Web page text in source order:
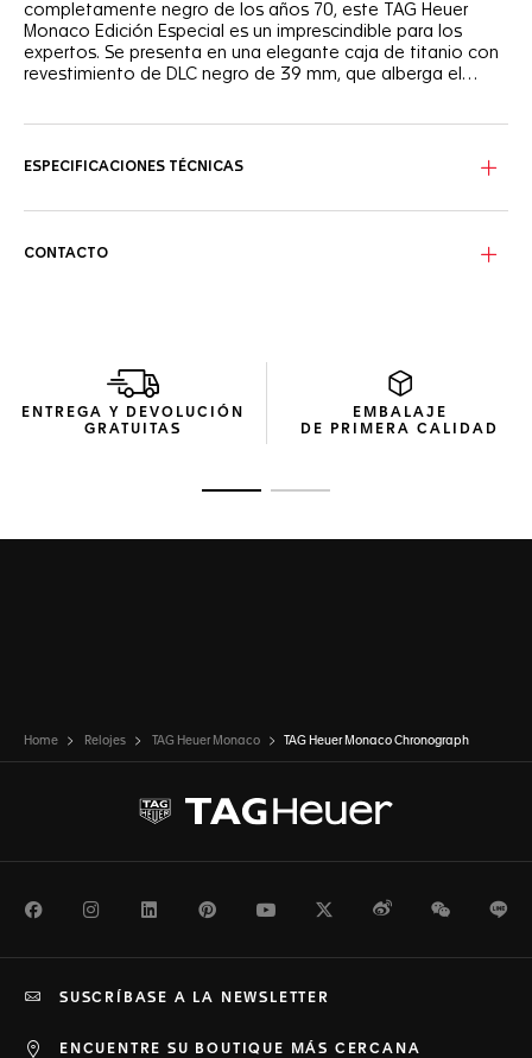
completamente negro de los años 70, este TAG Heuer
Monaco Edición Especial es un imprescindible para los
expertos. Se presenta en una elegante caja de titanio con
revestimiento de DLC negro de 39 mm, que alberga el
rosa (5N) y con un atrevido revestimiento de
automático, con atrevidos detalles chapados en oro rosa
desplegable de titanio con revestimiento de DLC y
pulsadores de doble seguridad.
ESPECIFICACIONES TÉCNICAS
CONTACTO
ENTREGA Y DEVOLUCIÓN
GRATUITAS
EMBALAJE
DE PRIMERA CALIDAD
Home Relojes TAG Heuer Monaco TAG Heuer Monaco Chronograph
FacebookInstagramLinkedInPinterestYoutubeTwitterWeiboWeChat
ENCUENTRE SU BOUTIQUE MÁS CERCANA
SUSCRÍBASE A LA NEWSLETTER